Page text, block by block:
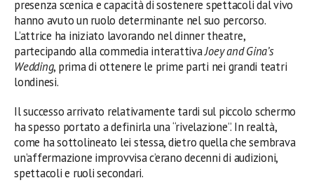
presenza scenica e capacità di sostenere spettacoli dal vivo
hanno avuto un ruolo determinante nel suo percorso.
L’attrice ha iniziato lavorando nel dinner theatre,
partecipando alla commedia interattivaJoey and Gina’s
Wedding, prima di ottenere le prime parti nei grandi teatri
londinesi.
Il successo arrivato relativamente tardi sul piccolo schermo
ha spesso portato a definirla una “rivelazione”. In realtà,
come ha sottolineato lei stessa, dietro quella che sembrava
un’affermazione improvvisa c’erano decenni di audizioni,
spettacoli e ruoli secondari.